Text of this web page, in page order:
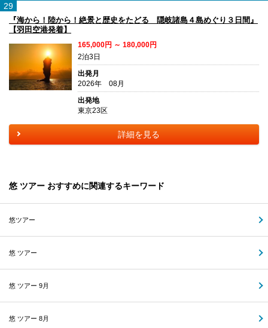
29
『海から！陸から！絶景と歴史をたどる 隠岐諸島４島めぐり３日間』
【羽田空港発着】
165,000円 ～ 180,000円
2泊3日
出発月
2026年 08月
出発地
東京23区
詳細を見る
悠 ツアー おすすめに関連するキーワード
悠ツアー
悠 ツアー
悠 ツアー 9月
悠 ツアー 8月